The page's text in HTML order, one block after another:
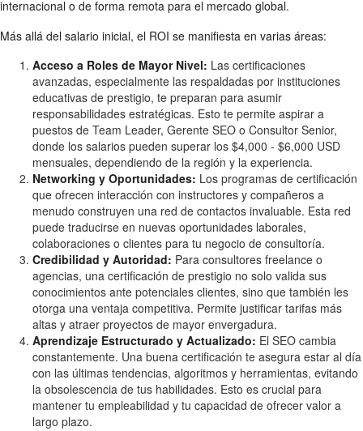
internacional o de forma remota para el mercado global.
Más allá del salario inicial, el ROI se manifiesta en varias áreas:
Acceso a Roles de Mayor Nivel: Las certificaciones
avanzadas, especialmente las respaldadas por instituciones
educativas de prestigio, te preparan para asumir
responsabilidades estratégicas. Esto te permite aspirar a
puestos de Team Leader, Gerente SEO o Consultor Senior,
donde los salarios pueden superar los $4,000 - $6,000 USD
mensuales, dependiendo de la región y la experiencia.
Networking y Oportunidades: Los programas de certificación
que ofrecen interacción con instructores y compañeros a
menudo construyen una red de contactos invaluable. Esta red
puede traducirse en nuevas oportunidades laborales,
colaboraciones o clientes para tu negocio de consultoría.
Credibilidad y Autoridad: Para consultores freelance o
agencias, una certificación de prestigio no solo valida sus
conocimientos ante potenciales clientes, sino que también les
otorga una ventaja competitiva. Permite justificar tarifas más
altas y atraer proyectos de mayor envergadura.
Aprendizaje Estructurado y Actualizado: El SEO cambia
constantemente. Una buena certificación te asegura estar al día
con las últimas tendencias, algoritmos y herramientas, evitando
la obsolescencia de tus habilidades. Esto es crucial para
mantener tu empleabilidad y tu capacidad de ofrecer valor a
largo plazo.